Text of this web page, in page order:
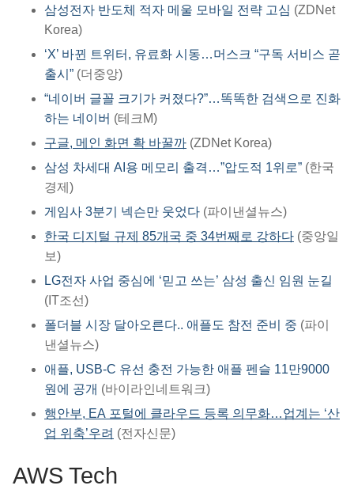
삼성전자 반도체 적자 메울 모바일 전략 고심 (ZDNet
Korea)
‘X’ 바뀐 트위터, 유료화 시동…머스크 “구독 서비스 곧
출시” (더중앙)
“네이버 글꼴 크기가 커졌다?”…똑똑한 검색으로 진화
하는 네이버 (테크M)
구글, 메인 화면 확 바꿀까 (ZDNet Korea)
삼성 차세대 AI용 메모리 출격…”압도적 1위로” (한국
경제)
게임사 3분기 넥슨만 웃었다 (파이낸셜뉴스)
한국 디지털 규제 85개국 중 34번째로 강하다 (중앙일
보)
LG전자 사업 중심에 ‘믿고 쓰는’ 삼성 출신 임원 눈길
(IT조선)
폴더블 시장 달아오른다.. 애플도 참전 준비 중 (파이
낸셜뉴스)
애플, USB-C 유선 충전 가능한 애플 펜슬 11만9000
원에 공개 (바이라인네트워크)
행안부, EA 포털에 클라우드 등록 의무화…업계는 ‘산
업 위축’우려 (전자신문)
AWS Tech